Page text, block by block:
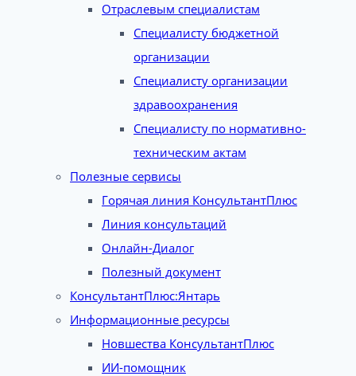
Отраслевым специалистам
Специалисту бюджетной
организации
Специалисту организации
здравоохранения
Специалисту по нормативно-
техническим актам
Полезные сервисы
Горячая линия КонсультантПлюс
Линия консультаций
Онлайн-Диалог
Полезный документ
КонсультантПлюс:Янтарь
Информационные ресурсы
Новшества КонсультантПлюс
ИИ-помощник